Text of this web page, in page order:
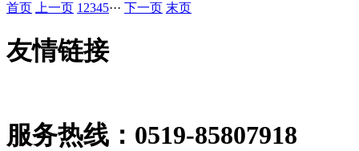
首页
上一页 1 2345··· 下一页 末页
友情链接
服务热线： 0519-85807918